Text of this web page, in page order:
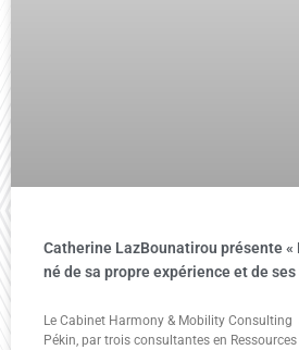
Catherine LazBounatirou présente «
né de sa propre expérience et de
Le Cabinet Harmony & Mobility Consulting
Pékin, par trois consultantes en